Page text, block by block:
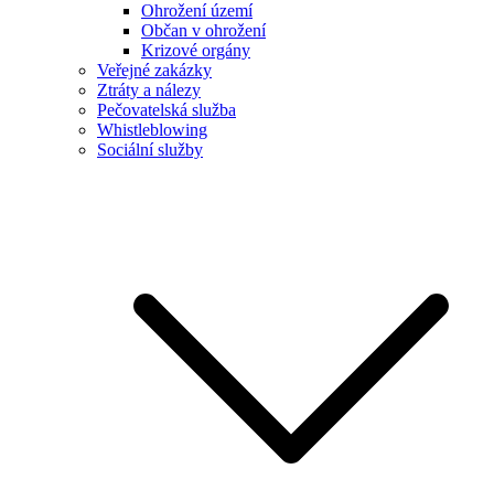
Ohrožení území
Občan v ohrožení
Krizové orgány
Veřejné zakázky
Ztráty a nálezy
Pečovatelská služba
Whistleblowing
Sociální služby